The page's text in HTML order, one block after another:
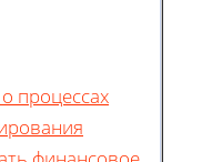
процессах